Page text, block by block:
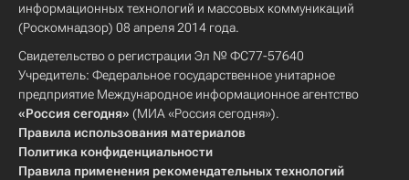
информационных технологий и массовых коммуникаций
(Роскомнадзор) 08 апреля 2014 года.
Свидетельство о регистрации Эл № ФС77-57640
Учредитель: Федеральное государственное унитарное
предприятие Международное информационное агентство
«Россия сегодня» (МИА «Россия сегодня»).
Правила использования материалов
Политика конфиденциальности
Правила применения рекомендательных технологий